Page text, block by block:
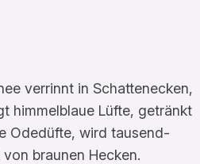
verrinnt in Schattenecken,
himmelblaue Lüfte, getränkt
Odedüfte, wird tausend-
braunen Hecken.